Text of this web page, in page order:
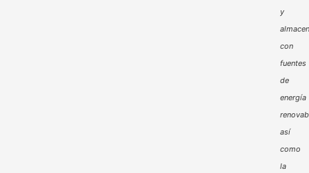
y
con
fuentes
de
energía
así
como
la